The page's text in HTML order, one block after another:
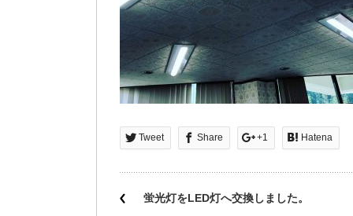
Tweet Share +1 Hatena
蛍光灯をLED灯へ交換しました。